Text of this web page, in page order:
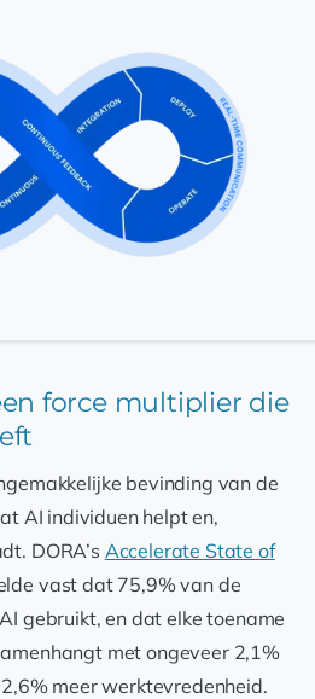
force multiplier die
bevinding van de
AI individuen helpt en,
DORA’s Accelerate State of
vast dat 75,9% van de
gebruikt, en dat elke toename
met ongeveer 2,1%
meer werktevredenheid.